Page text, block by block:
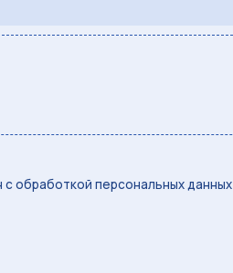
с обработкой персональных данных